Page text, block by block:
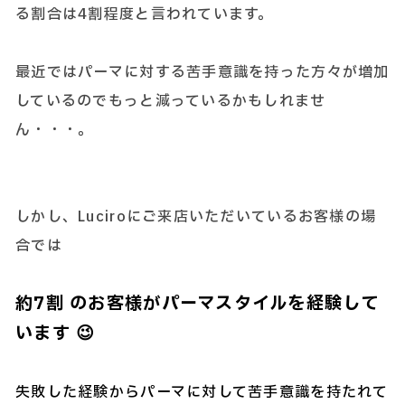
る割合は4割程度と言われています。
最近ではパーマに対する苦手意識を持った方々が増加
しているのでもっと減っているかもしれませ
ん・・・。
しかし、Luciroにご来店いただいているお客様の場
合では
約7割 のお客様がパーマスタイルを経験して
います 😉
失敗した経験からパーマに対して苦手意識を持たれて